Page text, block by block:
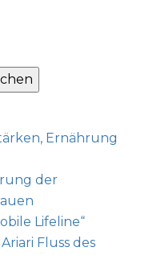
Ernährung
der
Lifeline“
Fluss des